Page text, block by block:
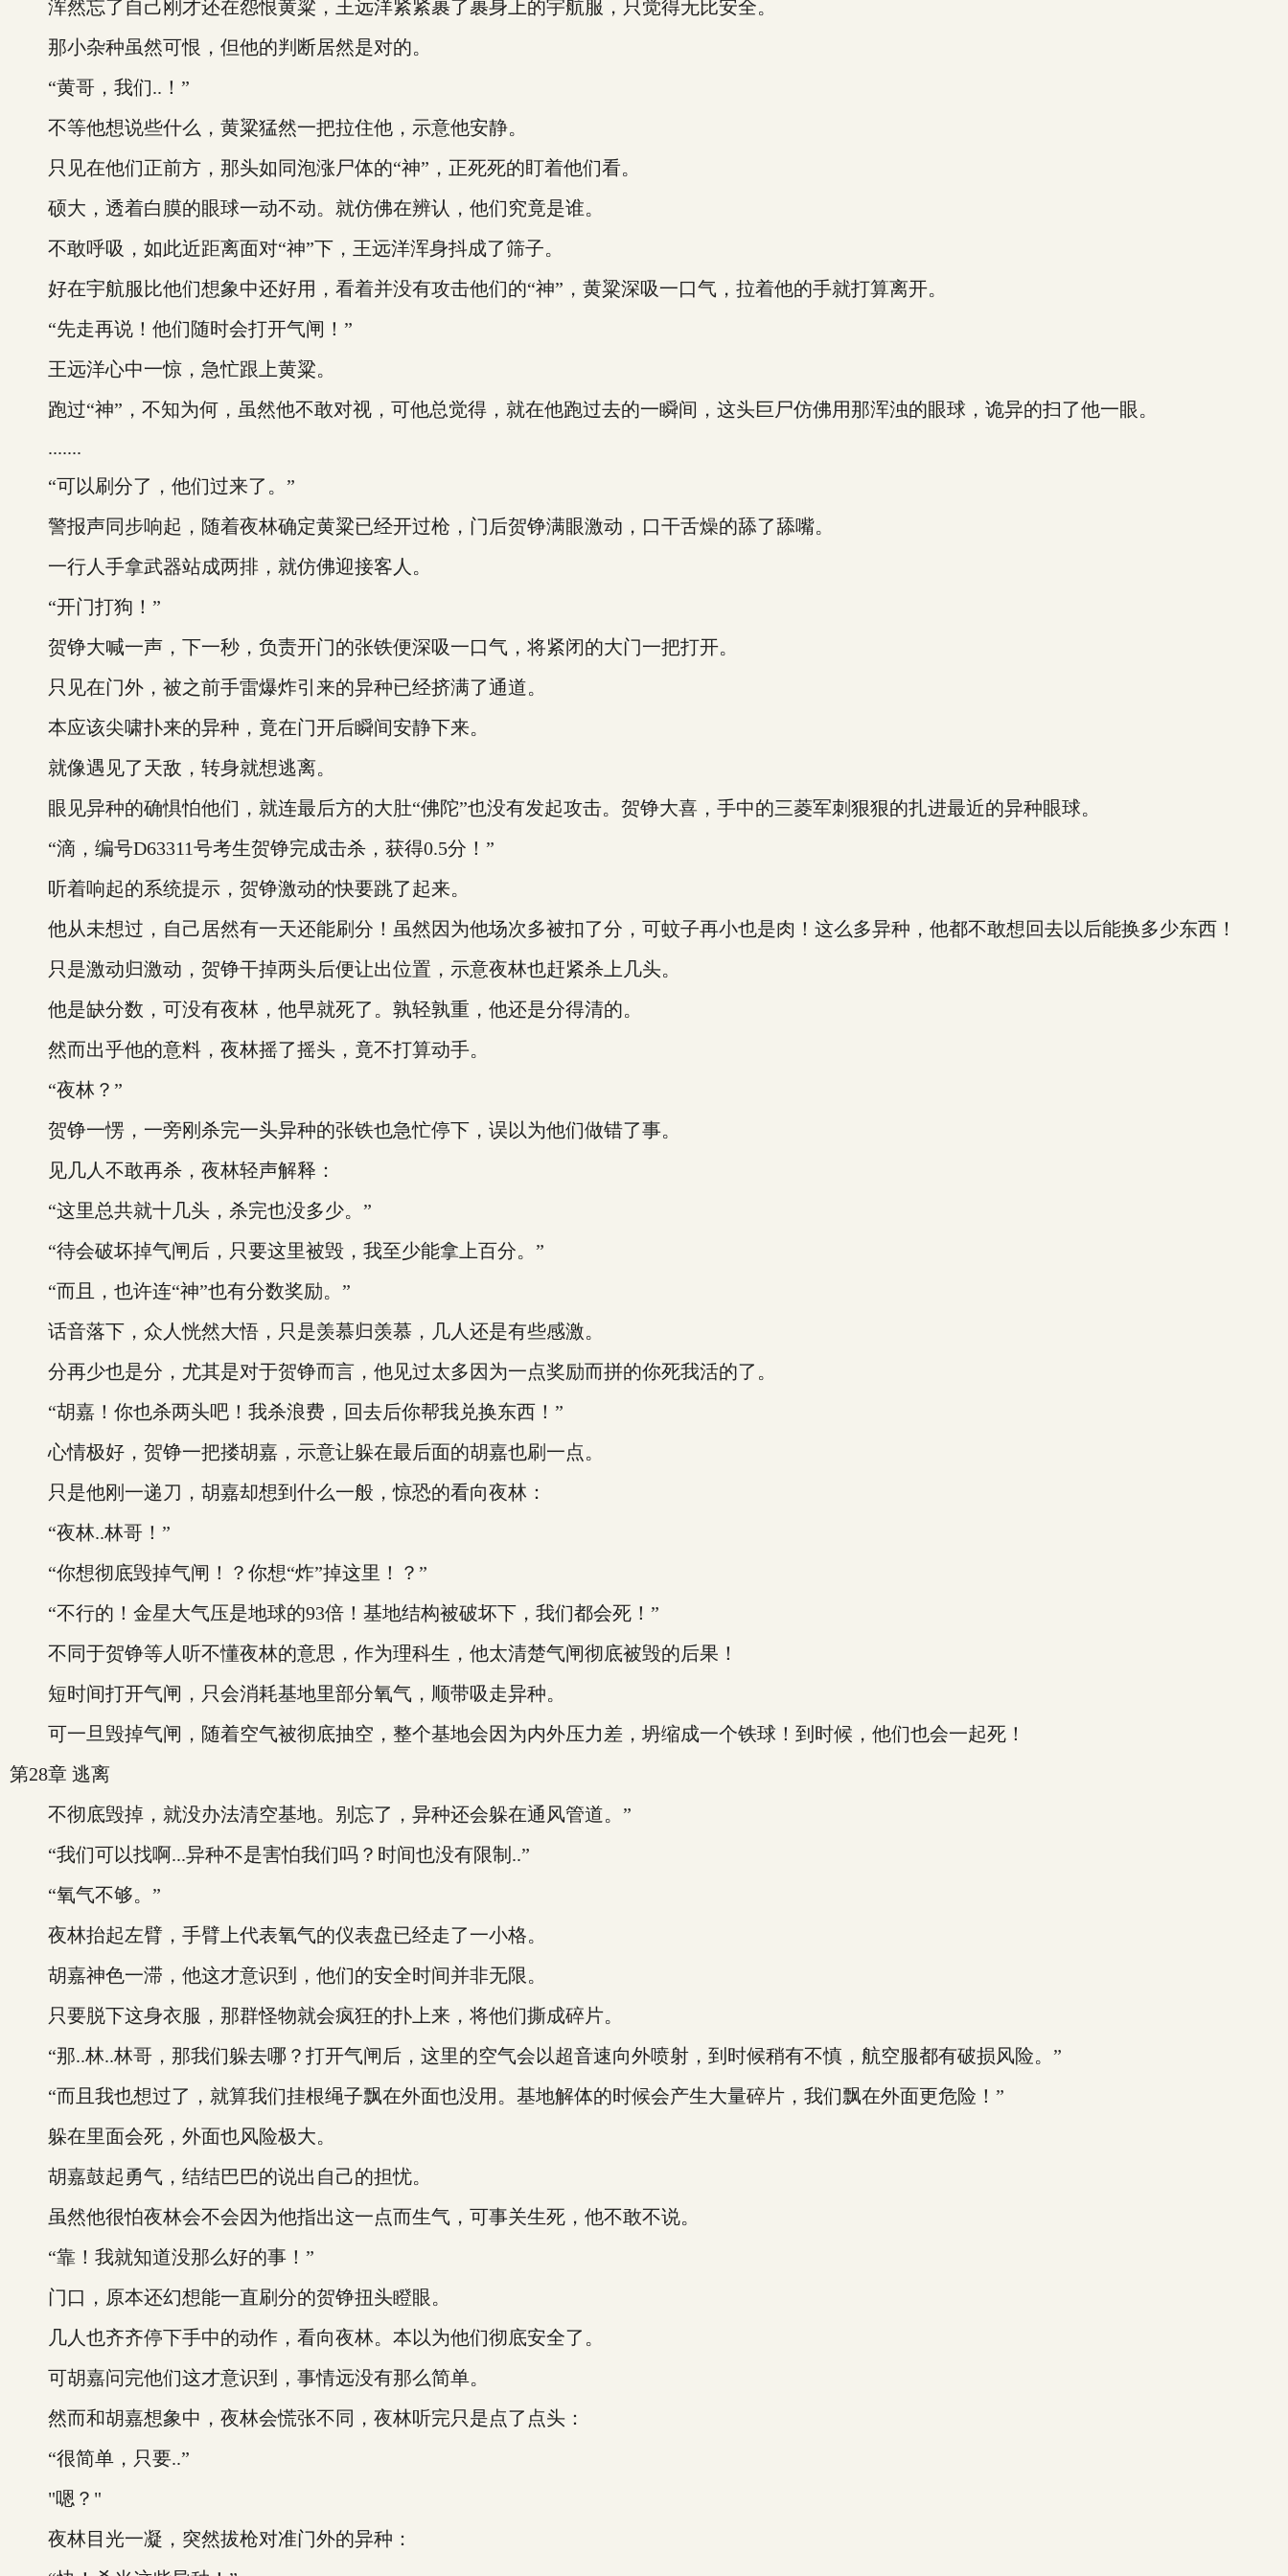
浑然忘了自己刚才还在怨恨黄粱，王远洋紧紧裹了裹身上的宇航服，只觉得无比安全。
那小杂种虽然可恨，但他的判断居然是对的。
“黄哥，我们..！”
不等他想说些什么，黄粱猛然一把拉住他，示意他安静。
只见在他们正前方，那头如同泡涨尸体的“神”，正死死的盯着他们看。
硕大，透着白膜的眼球一动不动。就仿佛在辨认，他们究竟是谁。
不敢呼吸，如此近距离面对“神”下，王远洋浑身抖成了筛子。
好在宇航服比他们想象中还好用，看着并没有攻击他们的“神”，黄粱深吸一口气，拉着他的手就打算离开。
“先走再说！他们随时会打开气闸！”
王远洋心中一惊，急忙跟上黄粱。
跑过“神”，不知为何，虽然他不敢对视，可他总觉得，就在他跑过去的一瞬间，这头巨尸仿佛用那浑浊的眼球，诡异的扫了他一眼。
.......
“可以刷分了，他们过来了。”
警报声同步响起，随着夜林确定黄粱已经开过枪，门后贺铮满眼激动，口干舌燥的舔了舔嘴。
一行人手拿武器站成两排，就仿佛迎接客人。
“开门打狗！”
贺铮大喊一声，下一秒，负责开门的张铁便深吸一口气，将紧闭的大门一把打开。
只见在门外，被之前手雷爆炸引来的异种已经挤满了通道。
本应该尖啸扑来的异种，竟在门开后瞬间安静下来。
就像遇见了天敌，转身就想逃离。
眼见异种的确惧怕他们，就连最后方的大肚“佛陀”也没有发起攻击。贺铮大喜，手中的三菱军刺狠狠的扎进最近的异种眼球。
“滴，编号D63311号考生贺铮完成击杀，获得0.5分！”
听着响起的系统提示，贺铮激动的快要跳了起来。
他从未想过，自己居然有一天还能刷分！虽然因为他场次多被扣了分，可蚊子再小也是肉！这么多异种，他都不敢想回去以后能换多少东西！
只是激动归激动，贺铮干掉两头后便让出位置，示意夜林也赶紧杀上几头。
他是缺分数，可没有夜林，他早就死了。孰轻孰重，他还是分得清的。
然而出乎他的意料，夜林摇了摇头，竟不打算动手。
“夜林？”
贺铮一愣，一旁刚杀完一头异种的张铁也急忙停下，误以为他们做错了事。
见几人不敢再杀，夜林轻声解释：
“这里总共就十几头，杀完也没多少。”
“待会破坏掉气闸后，只要这里被毁，我至少能拿上百分。”
“而且，也许连“神”也有分数奖励。”
话音落下，众人恍然大悟，只是羡慕归羡慕，几人还是有些感激。
分再少也是分，尤其是对于贺铮而言，他见过太多因为一点奖励而拼的你死我活的了。
“胡嘉！你也杀两头吧！我杀浪费，回去后你帮我兑换东西！”
心情极好，贺铮一把搂胡嘉，示意让躲在最后面的胡嘉也刷一点。
只是他刚一递刀，胡嘉却想到什么一般，惊恐的看向夜林：
“夜林..林哥！”
“你想彻底毁掉气闸！？你想“炸”掉这里！？”
“不行的！金星大气压是地球的93倍！基地结构被破坏下，我们都会死！”
不同于贺铮等人听不懂夜林的意思，作为理科生，他太清楚气闸彻底被毁的后果！
短时间打开气闸，只会消耗基地里部分氧气，顺带吸走异种。
可一旦毁掉气闸，随着空气被彻底抽空，整个基地会因为内外压力差，坍缩成一个铁球！到时候，他们也会一起死！
第28章 逃离
不彻底毁掉，就没办法清空基地。别忘了，异种还会躲在通风管道。”
“我们可以找啊...异种不是害怕我们吗？时间也没有限制..”
“氧气不够。”
夜林抬起左臂，手臂上代表氧气的仪表盘已经走了一小格。
胡嘉神色一滞，他这才意识到，他们的安全时间并非无限。
只要脱下这身衣服，那群怪物就会疯狂的扑上来，将他们撕成碎片。
“那..林..林哥，那我们躲去哪？打开气闸后，这里的空气会以超音速向外喷射，到时候稍有不慎，航空服都有破损风险。”
“而且我也想过了，就算我们挂根绳子飘在外面也没用。基地解体的时候会产生大量碎片，我们飘在外面更危险！”
躲在里面会死，外面也风险极大。
胡嘉鼓起勇气，结结巴巴的说出自己的担忧。
虽然他很怕夜林会不会因为他指出这一点而生气，可事关生死，他不敢不说。
“靠！我就知道没那么好的事！”
门口，原本还幻想能一直刷分的贺铮扭头瞪眼。
几人也齐齐停下手中的动作，看向夜林。本以为他们彻底安全了。
可胡嘉问完他们这才意识到，事情远没有那么简单。
然而和胡嘉想象中，夜林会慌张不同，夜林听完只是点了点头：
“很简单，只要..”
"嗯？"
夜林目光一凝，突然拔枪对准门外的异种：